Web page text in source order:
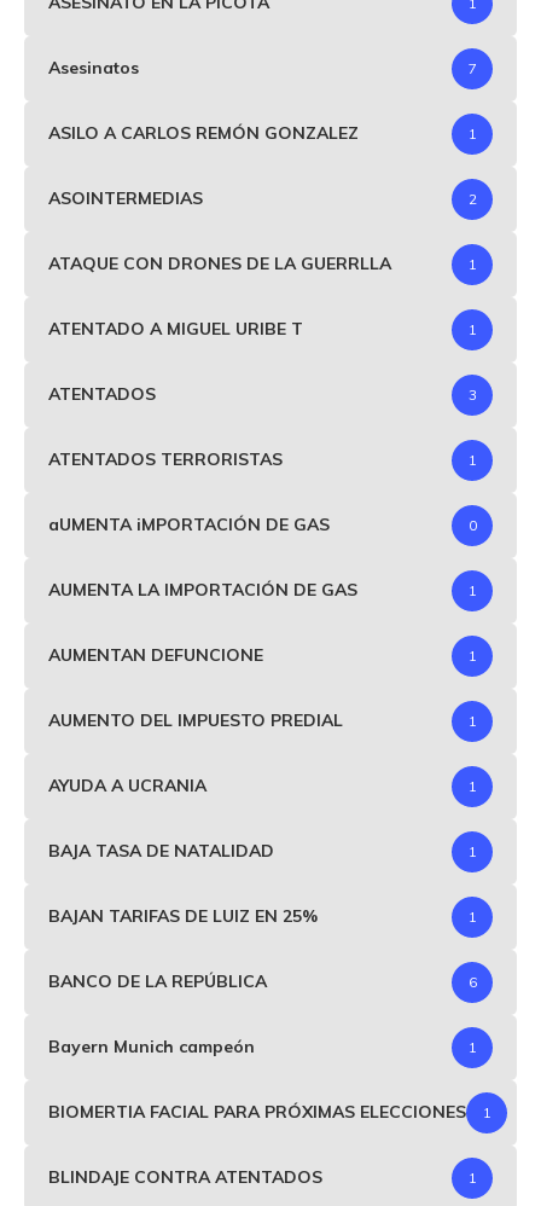
Asesinatos 7
ASILO A CARLOS REMÓN GONZALEZ 1
ASOINTERMEDIAS 2
ATAQUE CON DRONES DE LA GUERRLLA 1
ATENTADO A MIGUEL URIBE T 1
ATENTADOS 3
ATENTADOS TERRORISTAS 1
aUMENTA iMPORTACIÓN DE GAS 0
AUMENTA LA IMPORTACIÓN DE GAS 1
AUMENTAN DEFUNCIONE 1
AUMENTO DEL IMPUESTO PREDIAL 1
AYUDA A UCRANIA 1
BAJA TASA DE NATALIDAD 1
BAJAN TARIFAS DE LUIZ EN 25% 1
BANCO DE LA REPÚBLICA 6
Bayern Munich campeón 1
BIOMERTIA FACIAL PARA PRÓXIMAS ELECCIONES 1
BLINDAJE CONTRA ATENTADOS 1